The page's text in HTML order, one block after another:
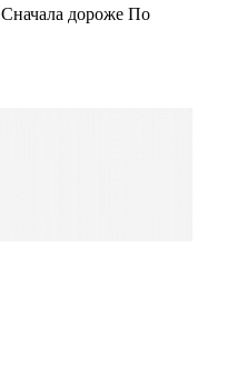
Сначала дороже По